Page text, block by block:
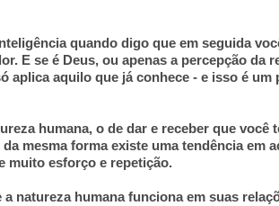
quando digo que em seguida
E se é Deus, ou apenas a percepção da
aplica aquilo que já conhece - e isso é um
humana, o de dar e receber que você
mesma forma existe uma tendência em
muito esforço e repetição.
a natureza humana funciona em suas